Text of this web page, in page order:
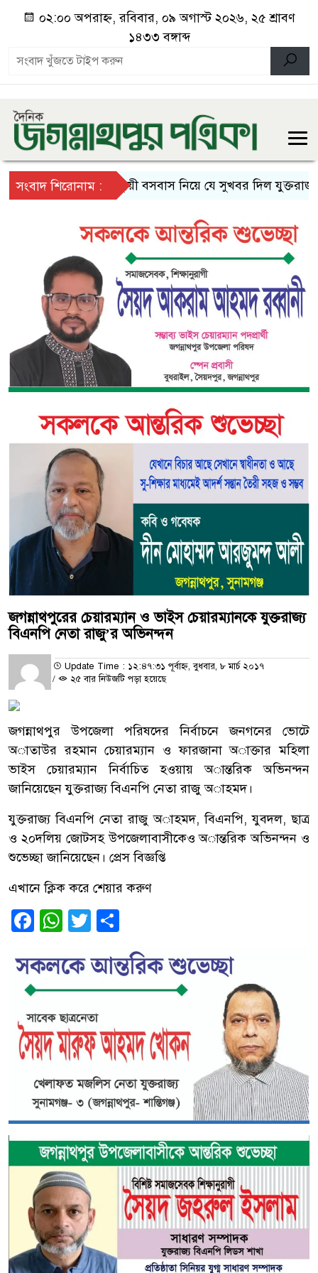
০২:০০ অপরাহ্ন, রবিবার, ০৯ অগাস্ট ২০২৬, ২৫ শ্রাবণ
১৪৩৩ বঙ্গাব্দ
সংবাদ শিরোনাম :স্থায়ী বসবাস নিয়ে যে সুখবর দিল যুক্তরাজ্য
জগন্নাথপুরের চেয়ারম্যান ও ভাইস চেয়ারম্যানকে যুক্তরাজ্য
বিএনপি নেতা রাজু’র অভিনন্দন
Update Time : ১২:৪৭:৩১ পূর্বাহ্ন, বুধবার, ৮ মার্চ ২০১৭
/
২৫ বার নিউজটি পড়া হয়েছে
জগন্নাথপুর উপজেলা পরিষদের নির্বাচনে জনগনের ভোটে
অাতাউর রহমান চেয়ারম্যান ও ফারজানা অাক্তার মহিলা
ভাইস চেয়ারম্যান নির্বাচিত হওয়ায় অান্তরিক অভিনন্দন
জানিয়েছেন যুক্তরাজ্য বিএনপি নেতা রাজু অাহমদ।
যুক্তরাজ্য বিএনপি নেতা রাজু অাহমদ, বিএনপি, যুবদল, ছাত্র
ও ২০দলিয় জোটসহ উপজেলাবাসীকেও অান্তরিক অভিনন্দন ও
শুভেচ্ছা জানিয়েছেন। প্রেস বিজ্ঞপ্তি
এখানে ক্লিক করে শেয়ার করুণ
Facebook
WhatsApp
Twitter